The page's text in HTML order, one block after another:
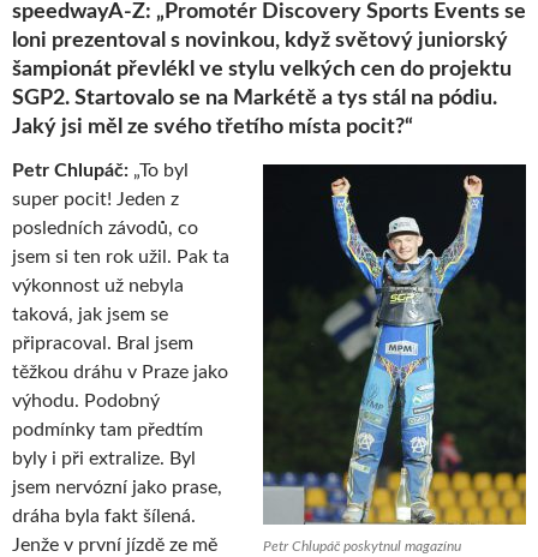
speedwayA-Z: „Promotér Discovery Sports Events se
loni prezentoval s novinkou, když světový juniorský
šampionát převlékl ve stylu velkých cen do projektu
SGP2. Startovalo se na Markétě a tys stál na pódiu.
Jaký jsi měl ze svého třetího místa pocit?“
Petr Chlupáč poskytnul magazínu
Petr Chlupáč: „To byl
super pocit! Jeden z
posledních závodů, co
jsem si ten rok užil. Pak ta
výkonnost už nebyla
taková, jak jsem se
připracoval. Bral jsem
těžkou dráhu v Praze jako
výhodu. Podobný
podmínky tam předtím
byly i při extralize. Byl
jsem nervózní jako prase,
dráha byla fakt šílená.
Jenže v první jízdě ze mě